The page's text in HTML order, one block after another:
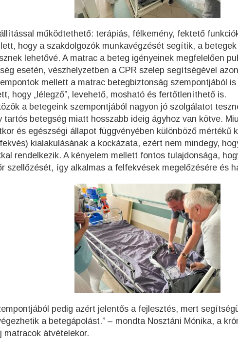
működtethető: terápiás, félkemény, fektető
hogy a szakdolgozók munkavégzését segítik, a
lehetővé. A matrac a beteg igényeinek megfelelően
esetén, vészhelyzetben a CPR szelep segítségével
mellett a matrac betegbiztonság szempontjából
hogy „lélegző”, levehető, mosható és fertőtleníthető is.
a betegeink szempontjából nagyon jó szolgálatot
tartós betegség miatt hosszabb ideig ágyhoz van kötve.
és egészségi állapot függvényében különböző mértékű
kialakulásának a kockázata, ezért nem mindegy,
rendelkezik. A kényelem mellett fontos tulajdonsága,
szellőzését, így alkalmas a felfekvések megelőzésére és
pedig azért jelentős a fejlesztés, mert
a betegápolást.” – mondta Nosztáni Mónika, a
matracok átvételekor.